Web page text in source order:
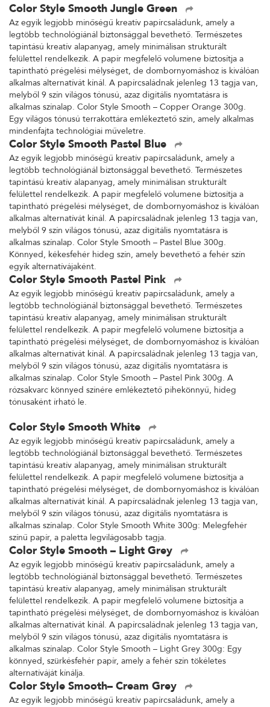
Color Style Smooth Jungle Green
Az egyik legjobb minőségű kreatív papírcsaládunk, amely a
legtöbb technológiánál biztonsággal bevethető. Természetes
tapintású kreatív alapanyag, amely minimálisan strukturált
felülettel rendelkezik. A papír megfelelő volumene biztosítja a
tapintható prégelési mélységet, de dombornyomáshoz is kiválóan
alkalmas alternatívát kínál. A papírcsaládnak jelenleg 13 tagja van,
melyből 9 szín világos tónusú, azaz digitális nyomtatásra is
alkalmas színalap. Color Style Smooth – Copper Orange 300g.
Egy világos tónusú terrakottára emlékeztető szín, amely alkalmas
mindenfajta technológiai műveletre.
Color Style Smooth Pastel Blue
Az egyik legjobb minőségű kreatív papírcsaládunk, amely a
legtöbb technológiánál biztonsággal bevethető. Természetes
tapintású kreatív alapanyag, amely minimálisan strukturált
felülettel rendelkezik. A papír megfelelő volumene biztosítja a
tapintható prégelési mélységet, de dombornyomáshoz is kiválóan
alkalmas alternatívát kínál. A papírcsaládnak jelenleg 13 tagja van,
melyből 9 szín világos tónusú, azaz digitális nyomtatásra is
alkalmas színalap. Color Style Smooth – Pastel Blue 300g.
Könnyed, kékesfehér hideg szín, amely bevethető a fehér szín
egyik alternatívájaként.
Color Style Smooth Pastel Pink
Az egyik legjobb minőségű kreatív papírcsaládunk, amely a
legtöbb technológiánál biztonsággal bevethető. Természetes
tapintású kreatív alapanyag, amely minimálisan strukturált
felülettel rendelkezik. A papír megfelelő volumene biztosítja a
tapintható prégelési mélységet, de dombornyomáshoz is kiválóan
alkalmas alternatívát kínál. A papírcsaládnak jelenleg 13 tagja van,
melyből 9 szín világos tónusú, azaz digitális nyomtatásra is
alkalmas színalap. Color Style Smooth – Pastel Pink 300g. A
rózsakvarc könnyed színére emlékeztető pihekönnyű, hideg
tónusaként írható le.
Color Style Smooth White
Az egyik legjobb minőségű kreatív papírcsaládunk, amely a
legtöbb technológiánál biztonsággal bevethető. Természetes
tapintású kreatív alapanyag, amely minimálisan strukturált
felülettel rendelkezik. A papír megfelelő volumene biztosítja a
tapintható prégelési mélységet, de dombornyomáshoz is kiválóan
alkalmas alternatívát kínál. A papírcsaládnak jelenleg 13 tagja van,
melyből 9 szín világos tónusú, azaz digitális nyomtatásra is
alkalmas színalap. Color Style Smooth White 300g: Melegfehér
színű papír, a paletta legvilágosabb tagja.
Color Style Smooth – Light Grey
Az egyik legjobb minőségű kreatív papírcsaládunk, amely a
legtöbb technológiánál biztonsággal bevethető. Természetes
tapintású kreatív alapanyag, amely minimálisan strukturált
felülettel rendelkezik. A papír megfelelő volumene biztosítja a
tapintható prégelési mélységet, de dombornyomáshoz is kiválóan
alkalmas alternatívát kínál. A papírcsaládnak jelenleg 13 tagja van,
melyből 9 szín világos tónusú, azaz digitális nyomtatásra is
alkalmas színalap. Color Style Smooth – Light Grey 300g: Egy
könnyed, szürkésfehér papír, amely a fehér szín tökéletes
alternatíváját kínálja.
Color Style Smooth– Cream Grey
Az egyik legjobb minőségű kreatív papírcsaládunk, amely a